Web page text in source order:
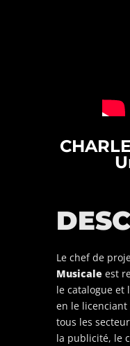
Le chef de
Musicale est
le catalogue et
en le
tous les
la publicité, le